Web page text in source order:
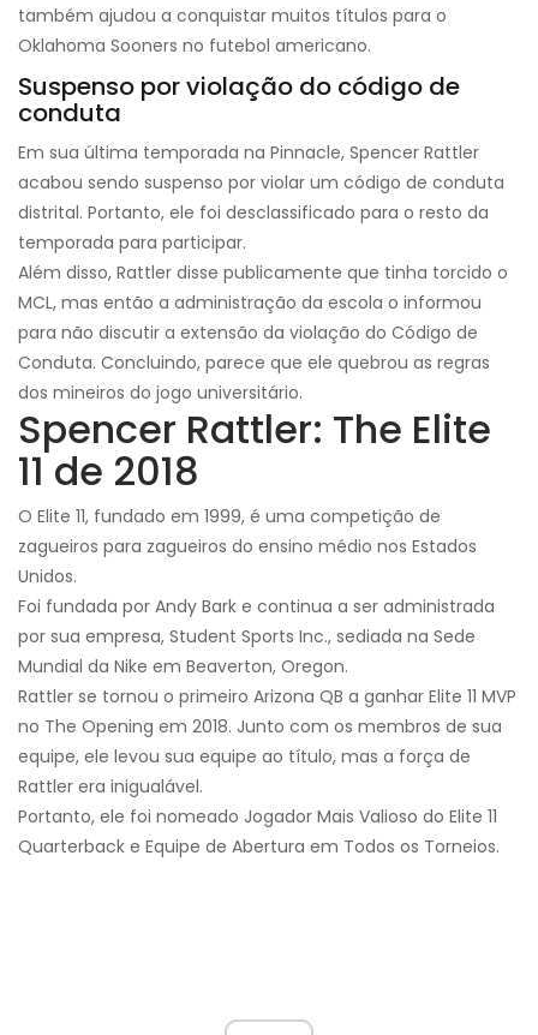
também ajudou a conquistar muitos títulos para o
Oklahoma Sooners no futebol americano.
Suspenso por violação do código de
conduta
Em sua última temporada na Pinnacle, Spencer Rattler
acabou sendo suspenso por violar um código de conduta
distrital. Portanto, ele foi desclassificado para o resto da
temporada para participar.
Além disso, Rattler disse publicamente que tinha torcido o
MCL, mas então a administração da escola o informou
para não discutir a extensão da violação do Código de
Conduta. Concluindo, parece que ele quebrou as regras
dos mineiros do jogo universitário.
Spencer Rattler: The Elite
11 de 2018
O Elite 11, fundado em 1999, é uma competição de
zagueiros para zagueiros do ensino médio nos Estados
Unidos.
Foi fundada por Andy Bark e continua a ser administrada
por sua empresa, Student Sports Inc., sediada na Sede
Mundial da Nike em Beaverton, Oregon.
Rattler se tornou o primeiro Arizona QB a ganhar Elite 11 MVP
no The Opening em 2018. Junto com os membros de sua
equipe, ele levou sua equipe ao título, mas a força de
Rattler era inigualável.
Portanto, ele foi nomeado Jogador Mais Valioso do Elite 11
Quarterback e Equipe de Abertura em Todos os Torneios.